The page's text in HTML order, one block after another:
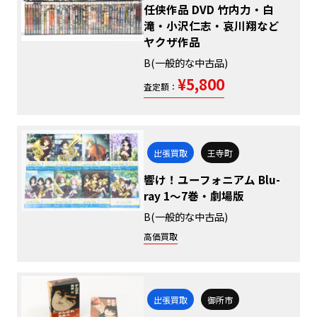
任侠作品 DVD 竹内力・白
滝・小沢仁志・哀川翔など
ヤクザ作品
B(一般的な中古品)
査定額： ¥5,800
出張買取 王寺町
響け！ユーフォニアム Blu-
ray 1～7巻・劇場版
B(一般的な中古品)
高価買取
出張買取 御所市